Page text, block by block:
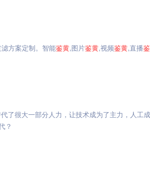
方案定制。智能鉴黄,图片鉴黄,视频鉴黄,直播鉴
了很大一部分人力，让技术成为了主力，人工
？